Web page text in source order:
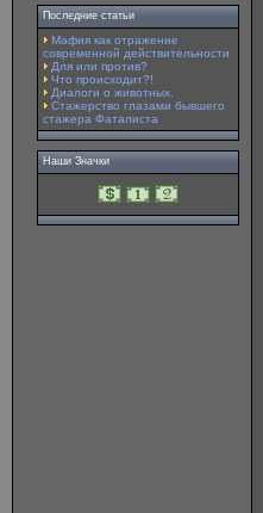
Последние статьи
Мафия как отражение
современной действительности
Для или против?
Что происходит?!
Диалоги о животных.
Стажерство глазами бывшего
стажера Фаталиста
Наши Значки